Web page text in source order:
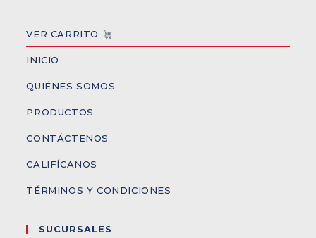
VER CARRITO
INICIO
QUIÉNES SOMOS
PRODUCTOS
CONTÁCTENOS
CALIFÍCANOS
TÉRMINOS Y CONDICIONES
SUCURSALES